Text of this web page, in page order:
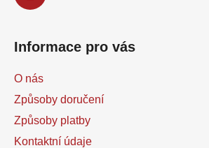
Informace pro vás
O nás
Způsoby doručení
Způsoby platby
Kontaktní údaje